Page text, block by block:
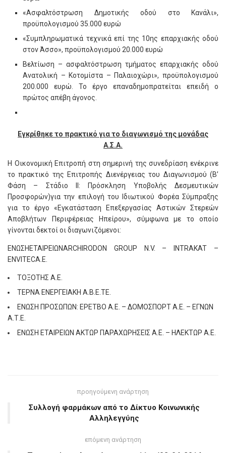
«Ασφαλτόστρωση Δημοτικής οδού στο Κανάλι»,
προϋπολογισμού 35.000 ευρώ
«Συμπληρωματικά τεχνικά επί της 10ης επαρχιακής οδού
στον Άσσο», προϋπολογισμού 20.000 ευρώ
Βελτίωση – ασφαλτόστρωση τμήματος επαρχιακής οδού
Ανατολική – Κοτομίστα – Παλαιοχώρι», προϋπολογισμού
200.000 ευρώ. Το έργο επαναδημοπρατείται επειδή ο
πρώτος απέβη άγονος.
Εγκρίθηκε το πρακτικό για το διαγωνισμό της μονάδας
Α.Σ.Α.
Η Οικονομική Επιτροπή στη σημερινή της συνεδρίαση ενέκρινε
το πρακτικό της Επιτροπής Διενέργειας του Διαγωνισμού (Β’
Φάση – Στάδιο ΙΙ: Πρόσκληση Υποβολής Δεσμευτικών
Προσφορών)για την επιλογή του Ιδιωτικού Φορέα Σύμπραξης
για το έργο «Εγκατάσταση Επεξεργασίας Αστικών Στερεών
Αποβλήτων Περιφέρειας Ηπείρου», σύμφωνα με το οποίο
γίνονται δεκτοί οι διαγωνιζόμενοι:
ΕΝΩΣΗΕΤΑΙΡΕΙΩΝARCHIRODON GROUP N.V. – INTRAKAT –
ENVITECΑ.Ε.
ΤΟΞΟΤΗΣ Α.Ε.
ΤΕΡΝΑ ΕΝΕΡΓΕΙΑΚΗ Α.Β.Ε.ΤΕ.
ΕΝΩΣΗ ΠΡΟΣΩΠΩΝ: ΕΡΕΤΒΟ Α.Ε. – ΔΟΜΟΣΠΟΡΤ Α.Ε. – ΕΓΝΩΝ
Α.Τ.Ε.
ΕΝΩΣΗ ΕΤΑΙΡΕΙΩΝ ΑΚΤΩΡ ΠΑΡΑΧΩΡΗΣΕΙΣ Α.Ε. – ΗΛΕΚΤΩΡ Α.Ε.
προηγούμενη ανάρτηση
Συλλογή φαρμάκων από το Δίκτυο Κοινωνικής
Αλληλεγγύης
επόμενη ανάρτηση